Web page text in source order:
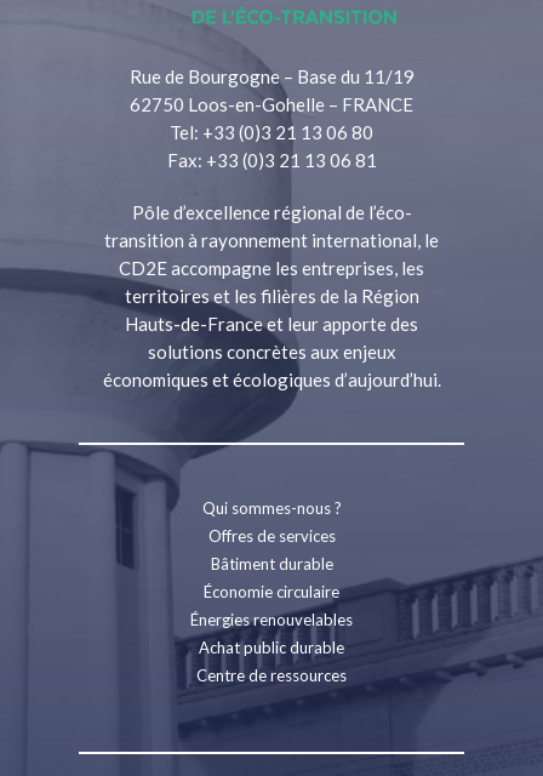
Rue de Bourgogne – Base du 11/19
62750 Loos-en-Gohelle – FRANCE
Tel: +33 (0)3 21 13 06 80
Fax: +33 (0)3 21 13 06 81
Pôle d’excellence régional de l’éco-
transition à rayonnement international, le
CD2E accompagne les entreprises, les
territoires et les filières de la Région
Hauts-de-France et leur apporte des
solutions concrètes aux enjeux
économiques et écologiques d’aujourd’hui.
Qui sommes-nous ?
Offres de services
Bâtiment durable
Économie circulaire
Énergies renouvelables
Achat public durable
Centre de ressources